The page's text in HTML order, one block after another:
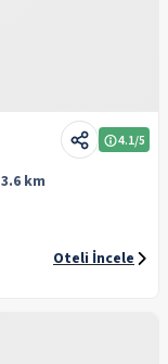
4.1/5
3.6 km
Oteli İncele